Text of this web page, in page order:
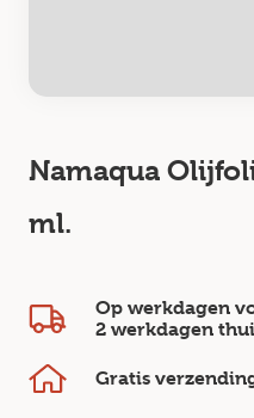
Namaqua
ml.
Op werkdagen
2 werkdagen
Gratis